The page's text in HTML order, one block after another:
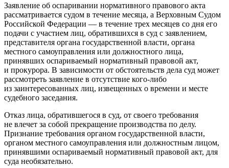
Заявление об оспаривании нормативного правового акта
рассматривается судом в течение месяца, а Верховным Судом
Российской Федерации — в течение трех месяцев со дня его
подачи с участием лиц, обратившихся в суд с заявлением,
представителя органа государственной власти, органа
местного самоуправления или должностного лица,
принявших оспариваемый нормативный правовой акт,
и прокурора. В зависимости от обстоятельств дела суд может
рассмотреть заявление в отсутствие кого-либо
из заинтересованных лиц, извещенных о времени и месте
судебного заседания.
Отказ лица, обратившегося в суд, от своего требования
не влечет за собой прекращение производства по делу.
Признание требования органом государственной власти,
органом местного самоуправления или должностным лицом,
принявшими оспариваемый нормативный правовой акт, для
суда необязательно.